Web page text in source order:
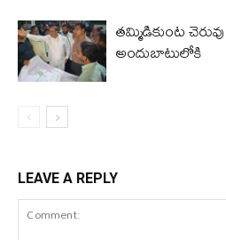
తమ్మిడికుంట
అందుబాటులోకి
LEAVE A REPLY